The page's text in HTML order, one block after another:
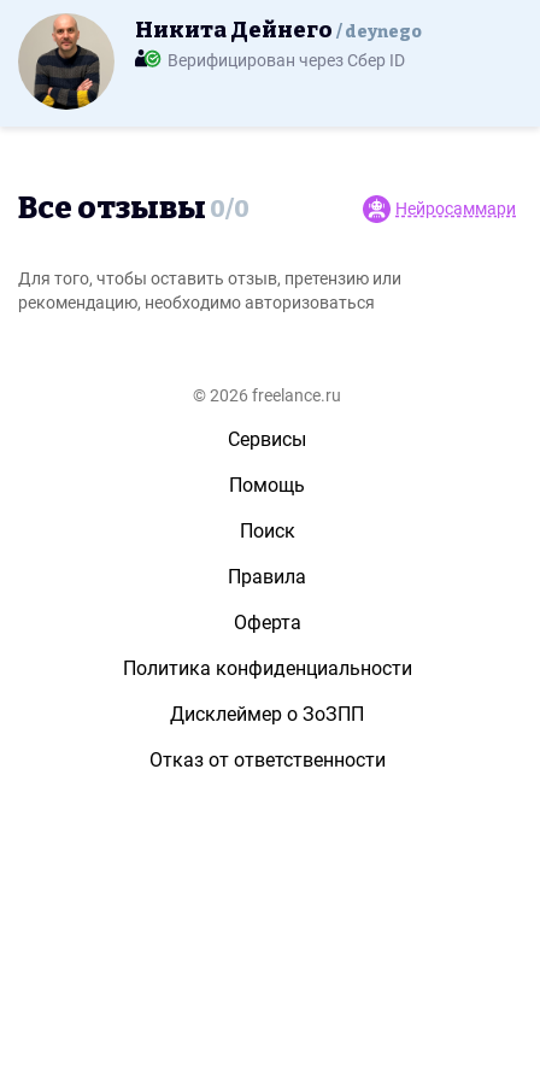
Никита Дейнего deynego
Верифицирован через Сбер ID
Все отзывы 0/0 Нейросаммари
Для того, чтобы оставить отзыв, претензию или
рекомендацию, необходимо авторизоваться
© 2026 freelance.ru
Сервисы
Помощь
Поиск
Правила
Оферта
Политика конфиденциальности
Дисклеймер о ЗоЗПП
Отказ от ответственности